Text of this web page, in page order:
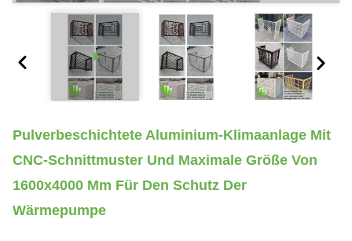
Pulverbeschichtete Aluminium-Klimaanlage Mit
CNC-Schnittmuster Und Maximale Größe Von
1600x4000 Mm Für Den Schutz Der
Wärmepumpe